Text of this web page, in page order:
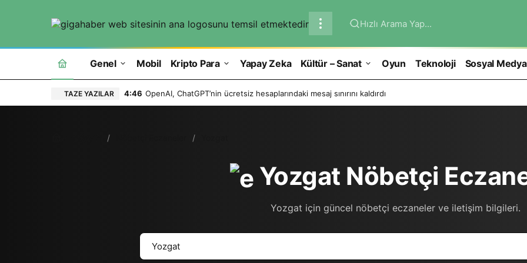
Hızlı Arama Yap...
Genel Mobil Kripto Para Yapay Zeka Kültür – Sanat Oyun Teknoloji Sosyal Medya
TAZE YAZILAR 4:46 OpenAI, ChatGPT’nin ücretsiz hesaplarındaki mesaj sınırını kaldırdı
Yozgat Nöbetçi
Yozgat için güncel nöbetçi eczaneler ve iletişim bilgileri.